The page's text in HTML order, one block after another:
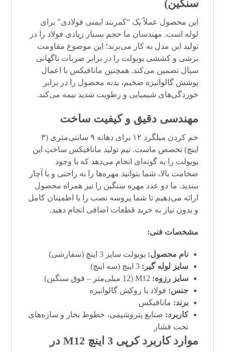
سنگین)
این محصول عملاً یک “کمربند ایمنی فولادی” برای
لوله است. مهندسان ما حجم بسیار زیادی فولاد را در
تولید این مدل به کار می‌برند؛ این موضوع مقاومت
برشی و کششی یوبولت را در برابر ضربات ناگهانی
سیال تضمین می‌کند. همچنین مانافیکس با اعمال
پوشش گالوانیزه ضخیم، بدنه محصول را در برابر
خوردگی‌های شیمیایی و رطوبت شدید بیمه می‌کند.
مهندسی دقیق و کیفیت ساخت
خم کردن میلگرد ۱۲ برای دهانه ۹ سانتی‌متری (۳
اینچ) تخصص ماست. تیم تولید مانافیکس ساختِ این
یوبولت را به گونه‌ای انجام می‌دهد که با وجود
ضخامت بالا، شما بتوانید مهره‌ها را به راحتی و با آچار
ببندید. ما دو عدد مهره سنگین را نیز همراه محصول
ارائه می‌دهیم تا شما پروسه نصب را با اطمینان کامل
و بدون نیاز به خرید قطعات اضافی انجام دهید.
مشخصات فنی:
نام محصول: یوبولت سایز 3 اینچ (سفارشی)
سایز لوله گیر: 3 اینچ (سه اینچ)
سایز رزوه:
جنس: فولاد با روکش گالوانیزه
برند: مانافیکس
کاربرد: صنایع پتروشیمی، خطوط بخار و سازه‌های
تحت فشار
موارد کاربرد کرپی 3 اینچ M12 در